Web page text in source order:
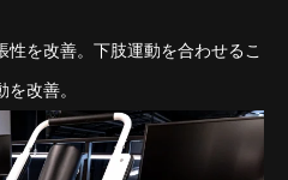
性を改善。下肢運動を合わせるこ
改善。